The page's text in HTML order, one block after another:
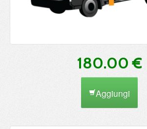
180.00 €
Aggiungi